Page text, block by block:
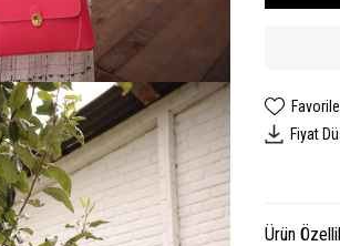
Fiyat
Ürün